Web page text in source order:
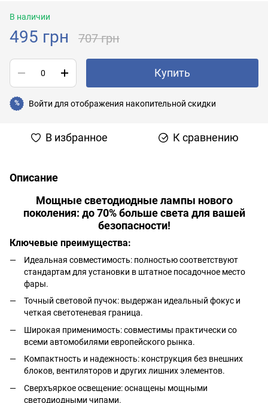
В наличии
495 грн 707 грн
Купить
% Войти для отображения накопительной скидки
В избранное К сравнению
Описание
Мощные светодиодные лампы нового
поколения: до 70% больше света для вашей
безопасности!
Ключевые преимущества:
Идеальная совместимость: полностью соответствуют
стандартам для установки в штатное посадочное место
фары.
Точный световой пучок: выдержан идеальный фокус и
четкая светотеневая граница.
Широкая применимость: совместимы практически со
всеми автомобилями европейского рынка.
Компактность и надежность: конструкция без внешних
блоков, вентиляторов и других лишних элементов.
Сверхъяркое освещение: оснащены мощными
светодиодными чипами.